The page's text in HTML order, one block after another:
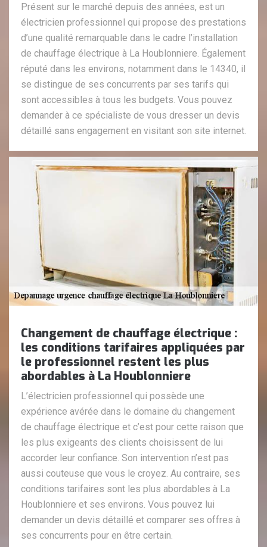
Présent sur le marché depuis des années, est un
électricien professionnel qui propose des prestations
d’une qualité remarquable dans le cadre l’installation
de chauffage électrique à La Houblonniere. Également
réputé dans les environs, notamment dans le 14340, il
se distingue de ses concurrents par ses tarifs qui
sont accessibles à tous les budgets. Vous pouvez
demander à ce spécialiste de vous dresser un devis
détaillé sans engagement en visitant son site internet.
Changement de chauffage électrique :
les conditions tarifaires appliquées par
le professionnel restent les plus
abordables à La Houblonniere
L’électricien professionnel qui possède une
expérience avérée dans le domaine du changement
de chauffage électrique et c’est pour cette raison que
les plus exigeants des clients choisissent de lui
accorder leur confiance. Son intervention n’est pas
aussi couteuse que vous le croyez. Au contraire, ses
conditions tarifaires sont les plus abordables à La
Houblonniere et ses environs. Vous pouvez lui
demander un devis détaillé et comparer ses offres à
ses concurrents pour en être certain.